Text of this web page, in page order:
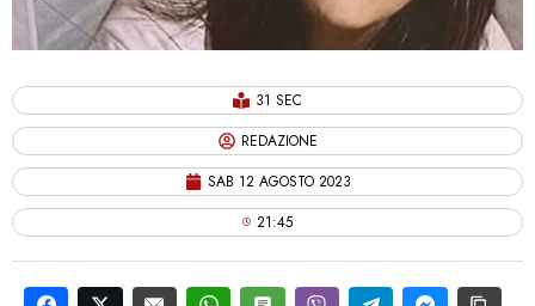
31 SEC
REDAZIONE
SAB 12 AGOSTO 2023
21:45